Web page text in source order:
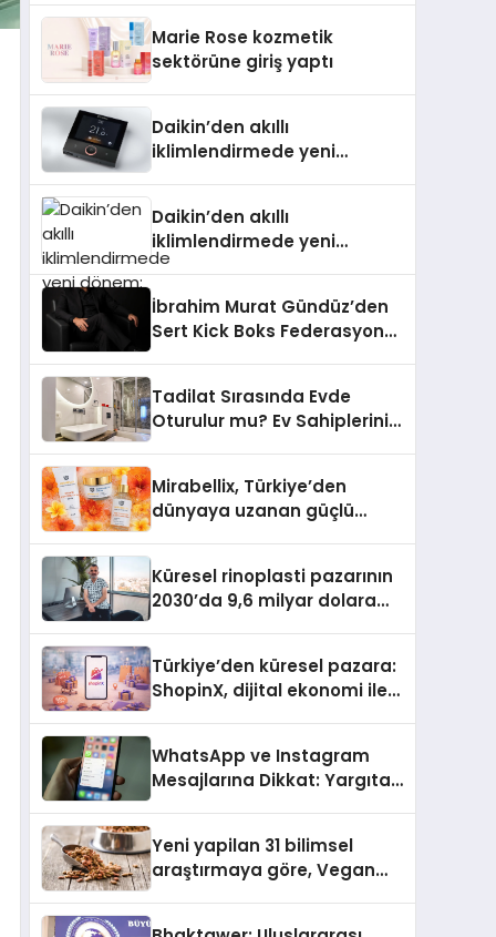
Aldı
Marie Rose kozmetik
sektörüne giriş yaptı
Daikin’den akıllı
iklimlendirmede yeni
Daikin’den akıllı
iklimlendirmede yeni
dönem: Madoka Plus
İbrahim Murat Gündüz’den
Sert Kick Boks Federasyonu
Tadilat Sırasında Evde
Oturulur mu? Ev Sahiplerinin
Mirabellix, Türkiye’den
dünyaya uzanan güçlü
Küresel rinoplasti pazarının
2030’da 9,6 milyar dolara
Türkiye’den küresel pazara:
ShopinX, dijital ekonomi ile
WhatsApp ve Instagram
Mesajlarına Dikkat: Yargıtay
Yeni yapilan 31 bilimsel
araştırmaya göre, Vegan